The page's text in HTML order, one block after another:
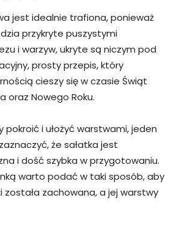
jest idealnie trafiona, ponieważ
przykryte puszystymi
i warzyw, ukryte są niczym pod
prosty przepis, który
cieszy się w czasie Świąt
oraz Nowego Roku.
pokroić i ułożyć warstwami, jeden
że sałatka jest
i dość szybka w przygotowaniu.
warto podać w taki sposób, aby
została zachowana, a jej warstwy